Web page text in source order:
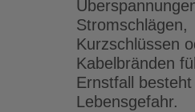
Stromschlägen,
Kurzschlüssen
Kabelbränden
Ernstfall besteht
Lebensgefahr.